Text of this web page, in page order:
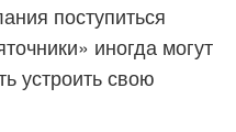
поступиться
иногда могут
устроить свою